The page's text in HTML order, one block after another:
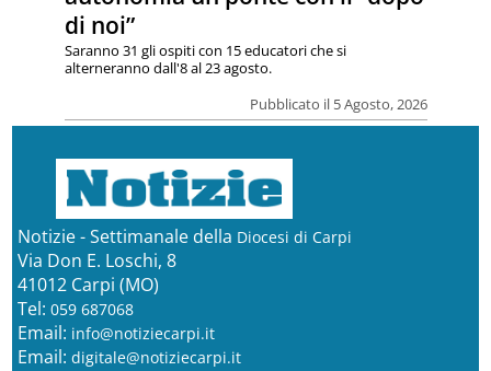
di noi”
Pubblicato il 5 Agosto, 2026
Saranno 31 gli ospiti con 15 educatori che si
alterneranno dall'8 al 23 agosto.
Notizie - Settimanale della Diocesi di Carpi
Via Don E. Loschi, 8
41012 Carpi (MO)
Tel: 059 687068
Email: info@notiziecarpi.it
Email: digitale@notiziecarpi.it